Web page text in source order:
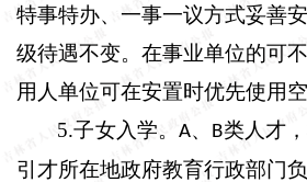
特事特办、一事一议方式妥善
级待遇不变。在事业单位的可
用人单位可在安置时优先使用空
5.子女入学。A、 B类人才
引才所在地政府教育行政部门